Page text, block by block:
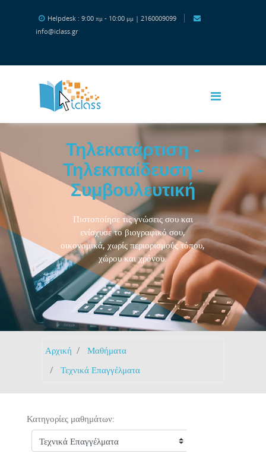
Helpdesk : 9:00 πμ - 10:00 μμ | 2160009099
info@iclass.gr
Τηλεκατάρτιση -
Τηλεκπαίδευση -
Συμβουλευτική
Πιστοποίησε τις γνώσεις σου και
ενίσχυσε το βιογραφικό σου,
οικονομικά, χωρίς περιορισμούς τόπου,
χώρου και χρόνου.
Αρχική
Μαθήματα
Τεχνικά Επαγγέλματα
Κατηγορίες μαθημάτων: